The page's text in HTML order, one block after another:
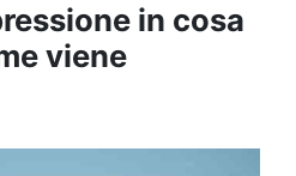
in cosa
viene